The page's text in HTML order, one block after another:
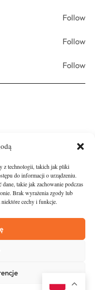
z technologii, takich jak pliki
do informacji o urządzeniu.
takie jak zachowanie podczas
Brak wyrażenia zgody lub
cechy i funkcje.
Follow
Follow
Follow
Patronem